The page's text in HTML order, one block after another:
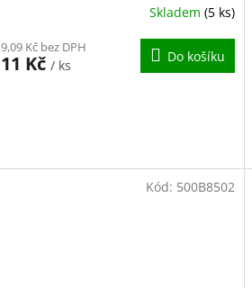
Skladem (5 ks)
9,09 Kč bez DPH
11 Kč / ks
Do košíku
Kód: 500B8502